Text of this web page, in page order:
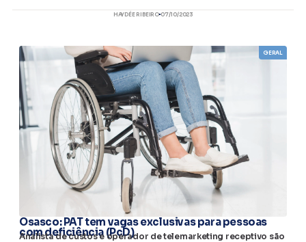
HAYDÉE RIBEIRO 07/10/2023
GERAL
Osasco: PAT tem vagas exclusivas para pessoas
com deficiência (PcD)
Analista de custos e operador de telemarketing receptivo são